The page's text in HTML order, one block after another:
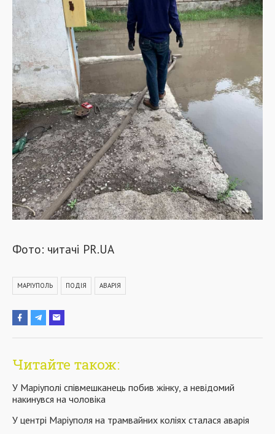
Фото: читачі PR.UA
МАРІУПОЛЬ ПОДІЯ АВАРІЯ
Читайте також:
У Маріуполі співмешканець побив жінку, а невідомий
накинувся на чоловіка
У центрі Маріуполя на трамвайних коліях сталася аварія